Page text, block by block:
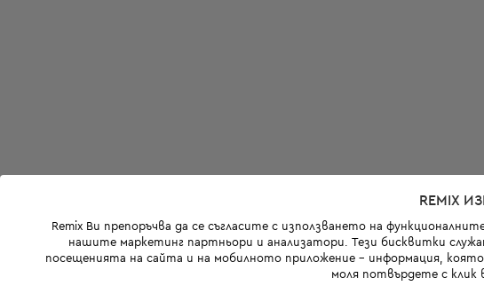
REMIX
Remix Ви препоръчва да се съгласите с използването на
нашите маркетинг партньори и анализатори. Тези бисквитки
посещенията на сайта и на мобилното приложение - информация,
моля потвърдете с клик